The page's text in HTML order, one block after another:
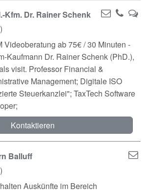
Kfm. Dr. Rainer Schenk
Videoberatung ab 75€ / 30 Minuten -
Kaufmann Dr. Rainer Schenk (PhD.),
visit. Professor Financial &
Management; Digitale ISO
Steuerkanzlei"; TaxTech Software
Kontaktieren
Balluff
Auskünfte im Bereich